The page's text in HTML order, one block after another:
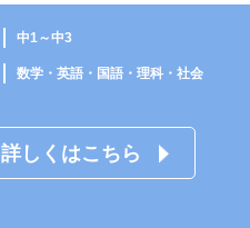
中1～中3
数学・英語・国語・理科・社会
詳しくはこちら